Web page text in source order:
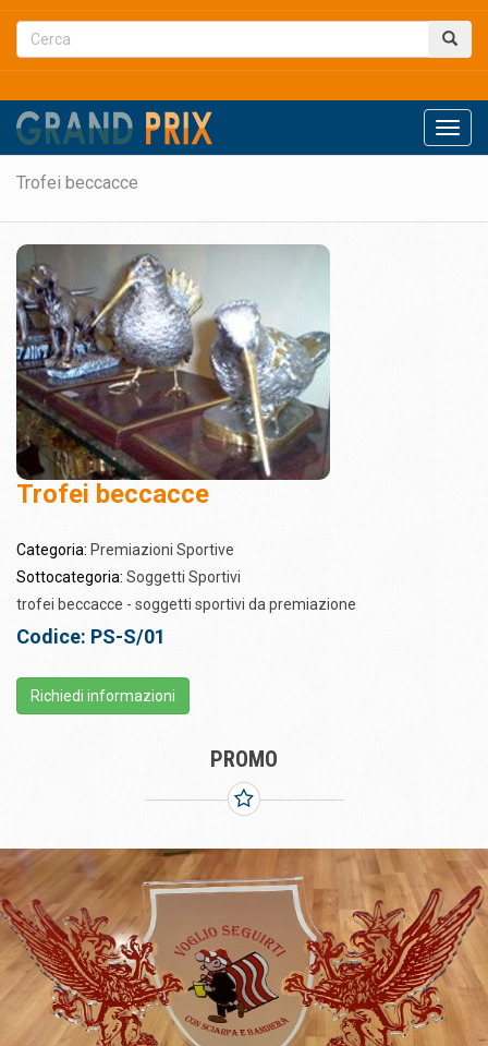
Menu
Trofei beccacce
Trofei beccacce
Categoria: Premiazioni Sportive
Sottocategoria: Soggetti Sportivi
trofei beccacce - soggetti sportivi da premiazione
Codice: PS-S/01
Richiedi informazioni
PROMO